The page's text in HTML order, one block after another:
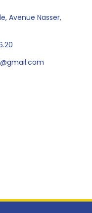
Avenue Nasser,